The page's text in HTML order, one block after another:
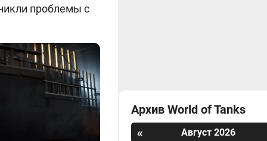
проблемы с
Архив World of Tanks
«
Август 2026